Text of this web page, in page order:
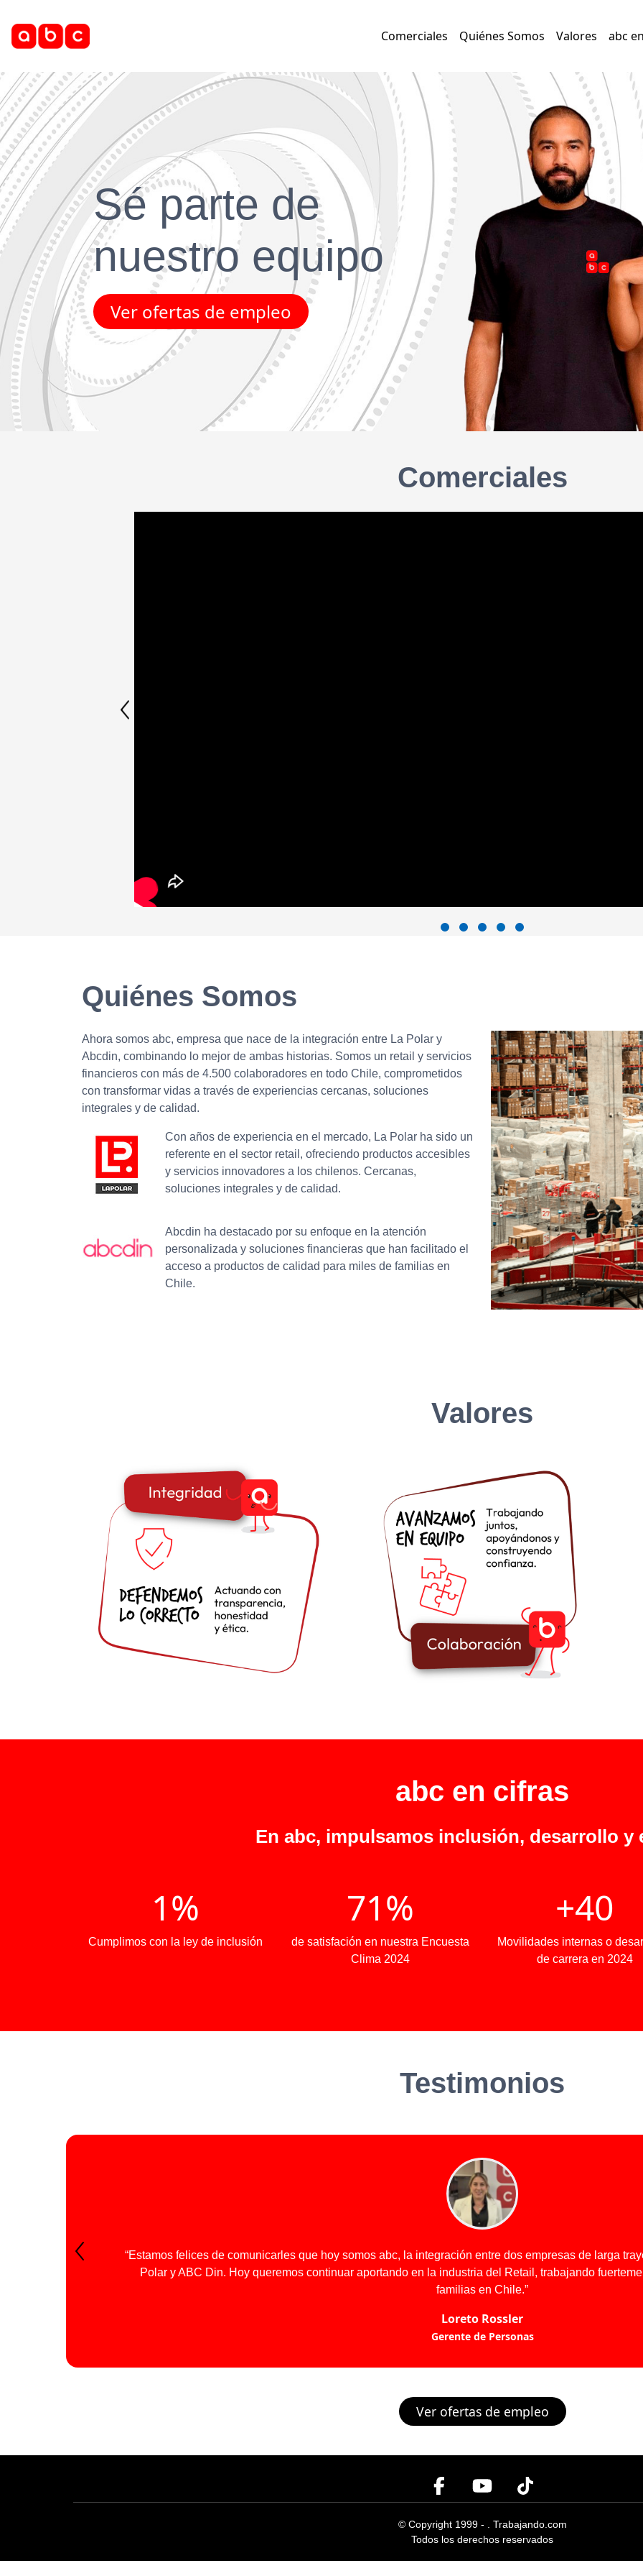
Comerciales Quiénes Somos Valores abc
Sé parte de
nuestro equipo
Ver ofertas de empleo
Comerciales
Anterior
Quiénes Somos
Ahora somos abc, empresa que nace de la integración entre La Polar y
Abcdin, combinando lo mejor de ambas historias. Somos un retail y servicios
financieros con más de 4.500 colaboradores en todo Chile, comprometidos
con transformar vidas a través de experiencias cercanas, soluciones
integrales y de calidad.
Con años de experiencia en el mercado, La Polar ha sido un
referente en el sector retail, ofreciendo productos accesibles
y servicios innovadores a los chilenos. Cercanas,
soluciones integrales y de calidad.
Abcdin ha destacado por su enfoque en la atención
personalizada y soluciones financieras que han facilitado el
acceso a productos de calidad para miles de familias en
Chile.
Valores
abc en cifras
En abc, impulsamos inclusión, desarrollo y
1%
Cumplimos con la ley de inclusión
71%
de satisfación en nuestra Encuesta
Clima 2024
+40
Movilidades internas o
de carrera en 2024
Testimonios
“Estamos felices de comunicarles que hoy somos abc, la integración entre dos empresas de larga
Polar y ABC Din. Hoy queremos continuar aportando en la industria del Retail, trabajando
familias en Chile.”
Loreto Rossler
Gerente de Personas
Anterior
Ver ofertas de empleo
© Copyright 1999 -
Trabajando.com
Todos los derechos reservados